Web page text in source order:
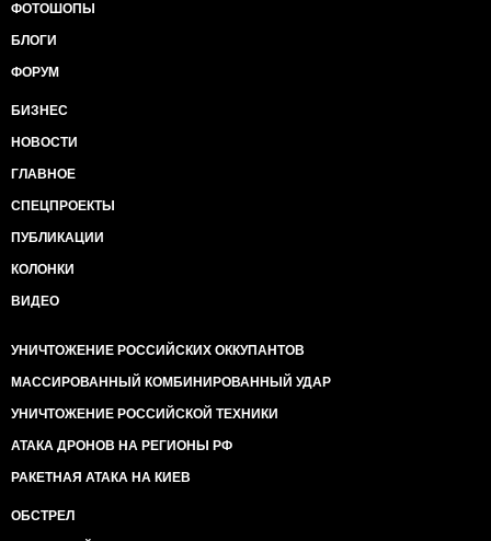
ФОТОШОПЫ
БЛОГИ
ФОРУМ
БИЗНЕС
НОВОСТИ
ГЛАВНОЕ
СПЕЦПРОЕКТЫ
ПУБЛИКАЦИИ
КОЛОНКИ
ВИДЕО
УНИЧТОЖЕНИЕ РОССИЙСКИХ ОККУПАНТОВ
МАССИРОВАННЫЙ КОМБИНИРОВАННЫЙ УДАР
УНИЧТОЖЕНИЕ РОССИЙСКОЙ ТЕХНИКИ
АТАКА ДРОНОВ НА РЕГИОНЫ РФ
РАКЕТНАЯ АТАКА НА КИЕВ
ОБСТРЕЛ